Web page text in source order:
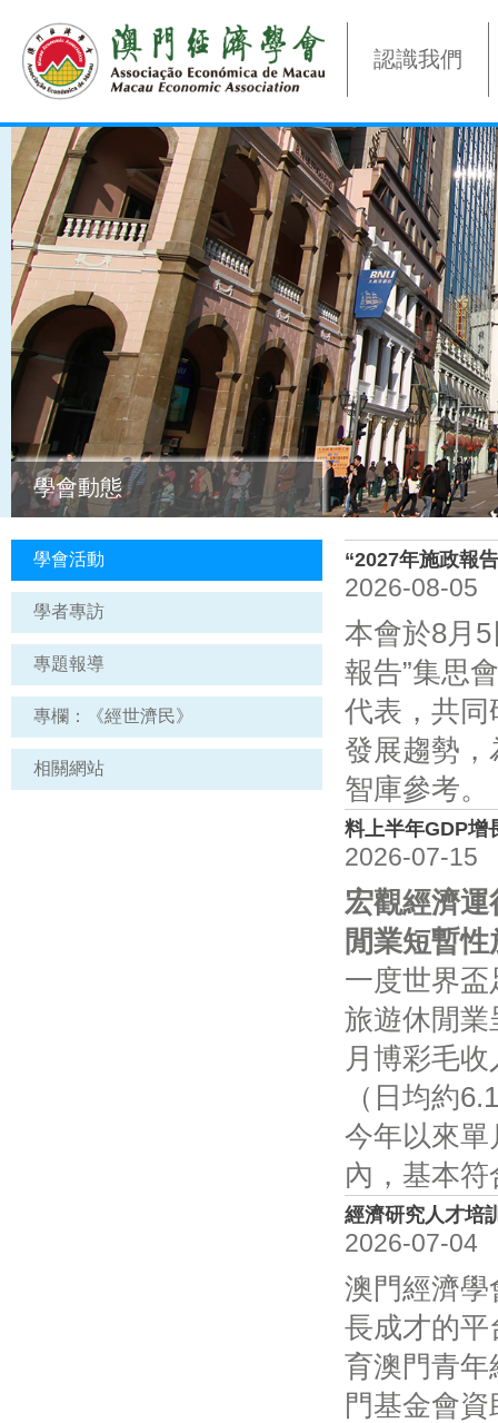
認識我們
學會動態
學會活動
學者專訪
專題報導
專欄：《經世濟民》
相關網站
“2027年施政報
2026-08-05
本會於8月
報告”集思
代表，共
發展趨勢
智庫參考。
料上半年GDP增
2026-07-15
宏觀經濟
閒業短暫性
一度世界
旅遊休閒
月博彩毛
（日均約
今年以來
內，基本
經濟研究人才培
2026-07-04
澳門經濟
長成才的
育澳門青
門基金會